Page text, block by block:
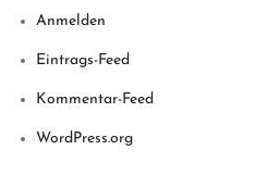
Anmelden
Eintrags-Feed
Kommentar-Feed
WordPress.org